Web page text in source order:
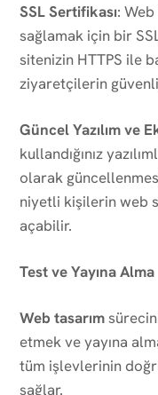
SSL Sertifikası:
sağlamak için bir
sitenizin HTTPS ile
ziyaretçilerin
Güncel Yazılım ve
kullandığınız
olarak
niyetli kişilerin web
açabilir.
Test ve Yayına Alma
Web tasarım
etmek ve yayına
tüm işlevlerinin
sağlar.